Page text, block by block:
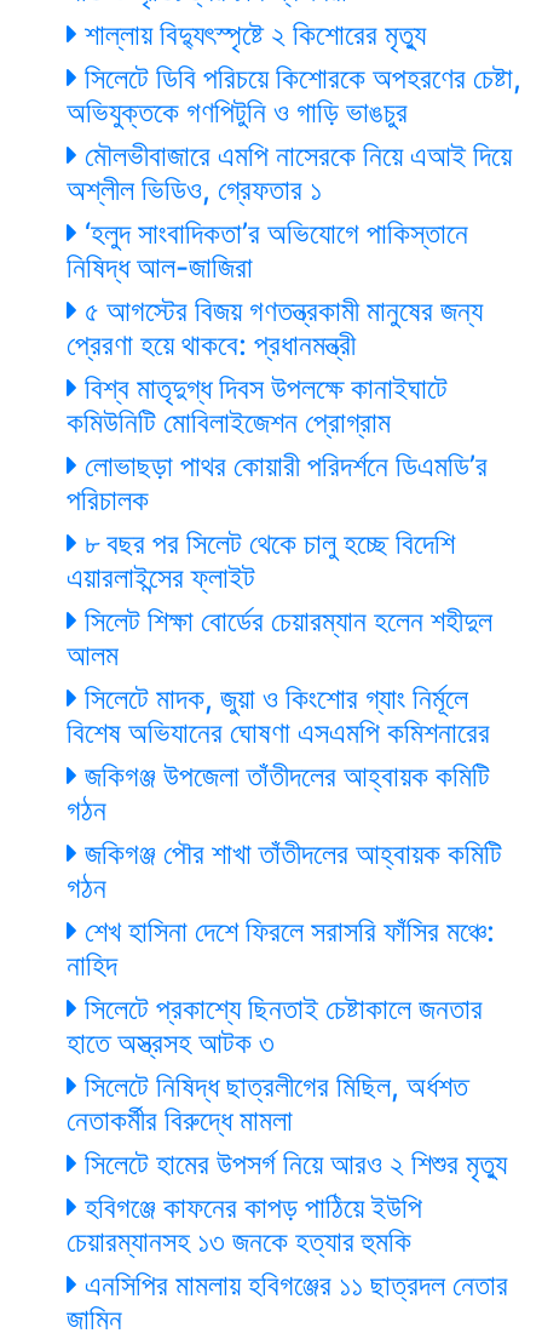
শাল্লায় বিদ্যুৎস্পৃষ্টে ২ কিশোরের মৃত্যু
সিলেটে ডিবি পরিচয়ে কিশোরকে অপহরণের চেষ্টা,
অভিযুক্তকে গণপিটুনি ও গাড়ি ভাঙচুর
মৌলভীবাজারে এমপি নাসেরকে নিয়ে এআই দিয়ে
অশ্লীল ভিডিও, গ্রেফতার ১
‘হলুদ সাংবাদিকতা’র অভিযোগে পাকিস্তানে
নিষিদ্ধ আল-জাজিরা
৫ আগস্টের বিজয় গণতন্ত্রকামী মানুষের জন্য
প্রেরণা হয়ে থাকবে: প্রধানমন্ত্রী
বিশ্ব মাতৃদুগ্ধ দিবস উপলক্ষে কানাইঘাটে
কমিউনিটি মোবিলাইজেশন প্রোগ্রাম
লোভাছড়া পাথর কোয়ারী পরিদর্শনে ডিএমডি’র
পরিচালক
৮ বছর পর সিলেট থেকে চালু হচ্ছে বিদেশি
এয়ারলাইন্সের ফ্লাইট
সিলেট শিক্ষা বোর্ডের চেয়ারম্যান হলেন শহীদুল
আলম
সিলেটে মাদক, জুয়া ও কিংশোর গ্যাং নির্মূলে
বিশেষ অভিযানের ঘোষণা এসএমপি কমিশনারের
জকিগঞ্জ উপজেলা তাঁতীদলের আহ্বায়ক কমিটি
গঠন
জকিগঞ্জ পৌর শাখা তাঁতীদলের আহ্বায়ক কমিটি
গঠন
শেখ হাসিনা দেশে ফিরলে সরাসরি ফাঁসির মঞ্চে:
নাহিদ
সিলেটে প্রকাশ্যে ছিনতাই চেষ্টাকালে জনতার
হাতে অস্ত্রসহ আটক ৩
সিলেটে নিষিদ্ধ ছাত্রলীগের মিছিল, অর্ধশত
নেতাকর্মীর বিরুদ্ধে মামলা
সিলেটে হামের উপসর্গ নিয়ে আরও ২ শিশুর মৃত্যু
হবিগঞ্জে কাফনের কাপড় পাঠিয়ে ইউপি
চেয়ারম্যানসহ ১৩ জনকে হত্যার হুমকি
এনসিপির মামলায় হবিগঞ্জের ১১ ছাত্রদল নেতার
জামিন